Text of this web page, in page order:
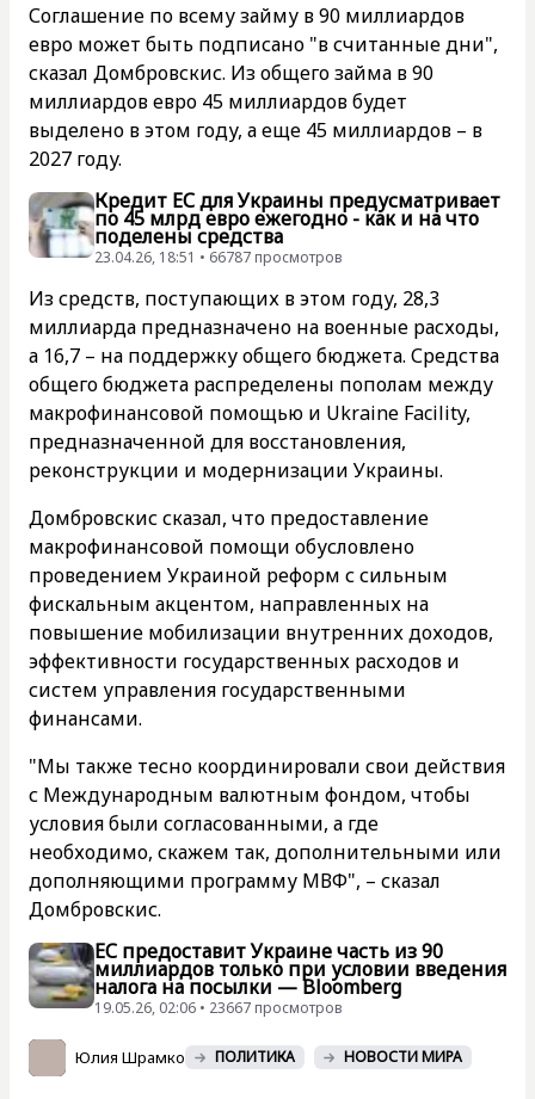
Соглашение по всему займу в 90 миллиардов
евро может быть подписано "в считанные дни",
сказал Домбровскис. Из общего займа в 90
миллиардов евро 45 миллиардов будет
выделено в этом году, а еще 45 миллиардов – в
2027 году.
Кредит ЕС для Украины предусматривает
по 45 млрд евро ежегодно - как и на что
поделены средства
23.04.26, 18:51 • 66787 просмотров
Из средств, поступающих в этом году, 28,3
миллиарда предназначено на военные расходы,
а 16,7 – на поддержку общего бюджета. Средства
общего бюджета распределены пополам между
макрофинансовой помощью и Ukraine Facility,
предназначенной для восстановления,
реконструкции и модернизации Украины.
Домбровскис сказал, что предоставление
макрофинансовой помощи обусловлено
проведением Украиной реформ с сильным
фискальным акцентом, направленных на
повышение мобилизации внутренних доходов,
эффективности государственных расходов и
систем управления государственными
финансами.
"Мы также тесно координировали свои действия
с Международным валютным фондом, чтобы
условия были согласованными, а где
необходимо, скажем так, дополнительными или
дополняющими программу МВФ", – сказал
Домбровскис.
ЕС предоставит Украине часть из 90
миллиардов только при условии введения
налога на посылки — Bloomberg
19.05.26, 02:06 • 23667 просмотров
Юлия Шрамко ПОЛИТИКА НОВОСТИ МИРА